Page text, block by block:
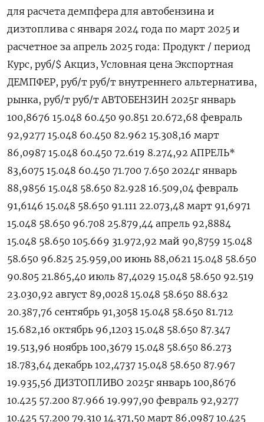
для расчета демпфера для автобензина и
дизтоплива с января 2024 года по март 2025 и
расчетное за апрель 2025 года: Продукт / период
Курс, руб/$ Акциз, Условная цена Экспортная
ДЕМПФЕР, руб/т руб/т внутреннего альтернатива,
рынка, руб/т руб/т АВТОБЕНЗИН 2025г январь
100,8676 15.048 60.450 90.851 20.672,68 февраль
92,9277 15.048 60.450 82.962 15.308,16 март
86,0987 15.048 60.450 72.619 8.274,92 АПРЕЛЬ*
83,6075 15.048 60.450 71.700 7.650 2024г январь
88,9856 15.048 58.650 82.928 16.509,04 февраль
91,6146 15.048 58.650 91.111 22.073,48 март 91,6971
15.048 58.650 96.708 25.879,44 апрель 92,8884
15.048 58.650 105.669 31.972,92 май 90,8759 15.048
58.650 96.825 25.959,00 июнь 88,0621 15.048 58.650
90.805 21.865,40 июль 87,4029 15.048 58.650 92.519
23.030,92 август 89,0028 15.048 58.650 88.632
20.387,76 сентябрь 91,3058 15.048 58.650 81.712
15.682,16 октябрь 96,1203 15.048 58.650 87.347
19.513,96 ноябрь 100,3679 15.048 58.650 86.273
18.783,64 декабрь 102,4737 15.048 58.650 87.967
19.935,56 ДИЗТОПЛИВО 2025г январь 100,8676
10.425 57.200 87.966 19.997,90 февраль 92,9277
10.425 57.200 79.310 14.371,50 март 86,0987 10.425